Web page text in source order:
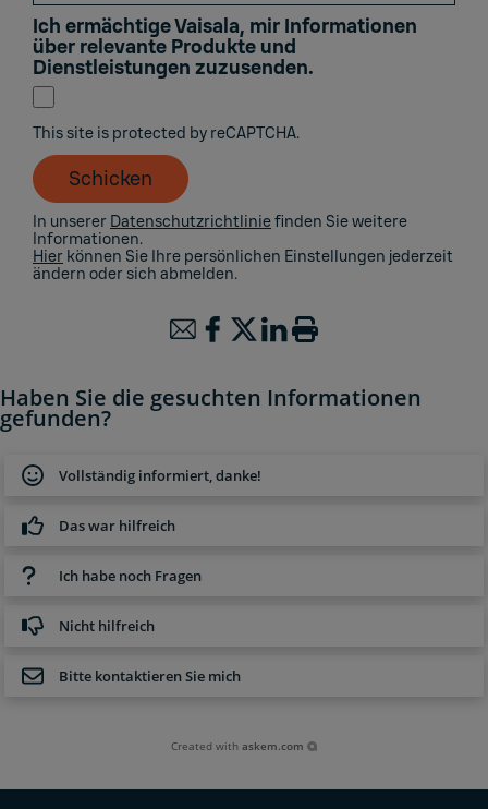
Ich ermächtige Vaisala, mir Informationen
über relevante Produkte und
Dienstleistungen zuzusenden.
This site is protected by reCAPTCHA.
Schicken
In unserer Datenschutzrichtliniefinden Sie weitere
Informationen.
Hier können Sie Ihre persönlichen Einstellungen jederzeit
ändern oder sich abmelden.
Haben Sie die gesuchten Informationen
gefunden?
Vollständig informiert, danke!
Das war hilfreich
Ich habe noch Fragen
Nicht hilfreich
Bitte kontaktieren Sie mich
Created withaskem.com